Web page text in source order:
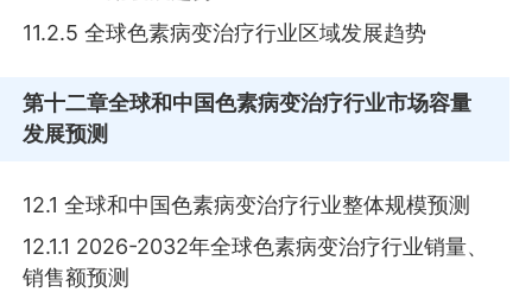
11.2.5 全球色素病变治疗行业区域发展趋势
第十二章全球和中国色素病变治疗行业市场容量
发展预测
12.1 全球和中国色素病变治疗行业整体规模预测
12.1.1 2026-2032年全球色素病变治疗行业销量、
销售额预测